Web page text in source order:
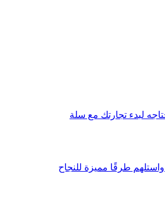
لبدء تجارتك مع سلة
طرقًا مميزة للنجاح